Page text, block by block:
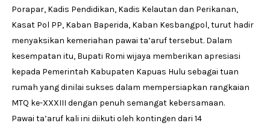
Porapar, Kadis Pendidikan, Kadis Kelautan dan Perikanan,
Kasat Pol PP, Kaban Baperida, Kaban Kesbangpol, turut hadir
menyaksikan kemeriahan pawai ta’aruf tersebut. Dalam
kesempatan itu, Bupati Romi wijaya memberikan apresiasi
kepada Pemerintah Kabupaten Kapuas Hulu sebagai tuan
rumah yang dinilai sukses dalam mempersiapkan rangkaian
MTQ ke-XXXIII dengan penuh semangat kebersamaan.
Pawai ta’aruf kali ini diikuti oleh kontingen dari 14